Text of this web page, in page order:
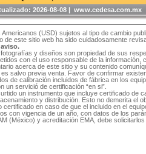
2026-08-08 | www.cedesa.com.mx
Americanos (USD) sujetos al tipo de cambio
de este sitio web ha sido cuidadosamente
y diseños son propiedad de sus
con el uso responsable de la información,
acerca de este sitio y su contenido
es salvo previa venta. Favor de confirmar
de calibración incluidos de fábrica en los
un servició de certificación “en si”.
un instrumento que incluye certificado de
y distribución. Esto no demerita el
certificado en caso de que el incluido en el
con vigencia de un año, con datos de los
(México) y acreditación EMA, debe